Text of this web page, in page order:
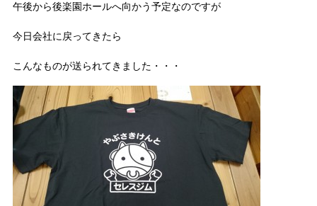
午後から後楽園ホールへ向かう予定なのですが
今日会社に戻ってきたら
こんなものが送られてきました・・・